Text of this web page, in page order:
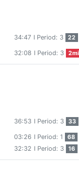
34:47 I Period: 3 22
32:08 I Period: 3
36:53 I Period: 3 33
03:26 I Period: 1 68
32:32 I Period: 3 16